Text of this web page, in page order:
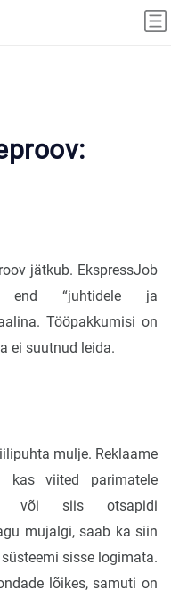
jätkub. EkspressJob
“juhtidele ja
Tööpakkumisi on
ei suutnud leida.
mulje. Reklaame
viited parimatele
või siis otsapidi
mujalgi, saab ka siin
sisse logimata.
lõikes, samuti on